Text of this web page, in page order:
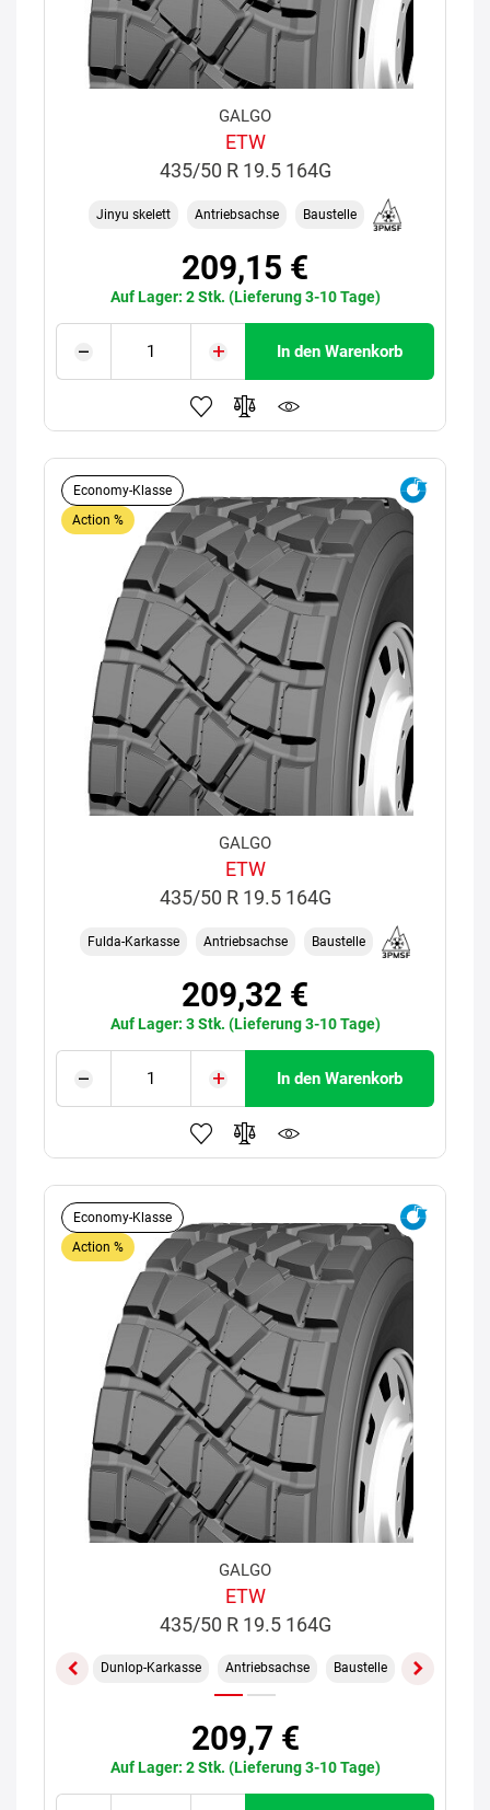
GALGO
ETW
435/50 R 19.5 164G
Jinyu skelett Antriebsachse Baustelle
209,15 €
Auf Lager: 2 Stk. (Lieferung 3-10 Tage)
In den Warenkorb
Economy-Klasse
Action %
GALGO
ETW
435/50 R 19.5 164G
Fulda-Karkasse Antriebsachse Baustelle
209,32 €
Auf Lager: 3 Stk. (Lieferung 3-10 Tage)
In den Warenkorb
Economy-Klasse
Action %
GALGO
ETW
435/50 R 19.5 164G
Dunlop-Karkasse Antriebsachse Baustelle
209,7 €
Auf Lager: 2 Stk. (Lieferung 3-10 Tage)